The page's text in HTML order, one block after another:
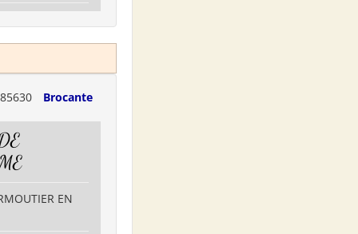
85630 Brocante
EN